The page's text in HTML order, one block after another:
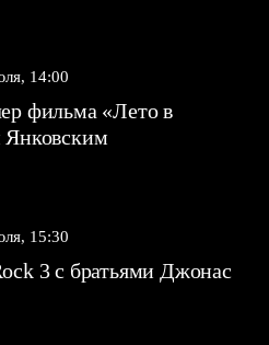
14:00
фильма «Лето в
15:30
3 с братьями Джонас